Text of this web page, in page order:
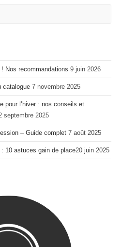
Nos recommandations 9 juin 2026
catalogue 7 novembre 2025
pour l’hiver : nos conseils et
septembre 2025
– Guide complet 7 août 2025
10 astuces gain de place​20 juin 2025